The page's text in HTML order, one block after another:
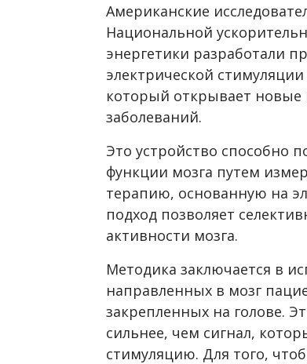
Американские
Национальной
энергетики разработали
электрической
который открывает новые
заболеваний.
Это устройство способно
функции мозга путем
терапию, основанную на
подход позволяет
активности мозга.
Методика заключается в
направленных в мозг
закрепленных на голове.
сильнее, чем сигнал,
стимуляцию. Для того,